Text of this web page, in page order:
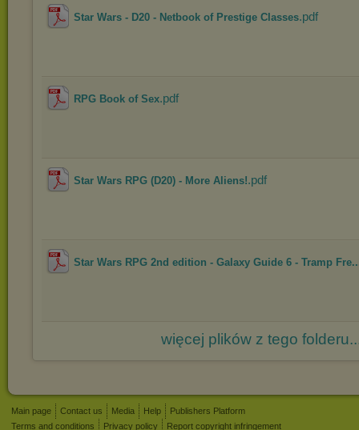
Star Wars - D20 - Netbook of Prestige Classes.pdf
RPG Book of Sex.pdf
Star Wars RPG (D20) - More Aliens!.pdf
Star Wars RPG 2nd edition - Galaxy Guide 6 - Tramp
więcej plików z tego
Main page Contact us Media Help
Publishers Platform
Terms and conditions
Privacy policy Report copyright infringement